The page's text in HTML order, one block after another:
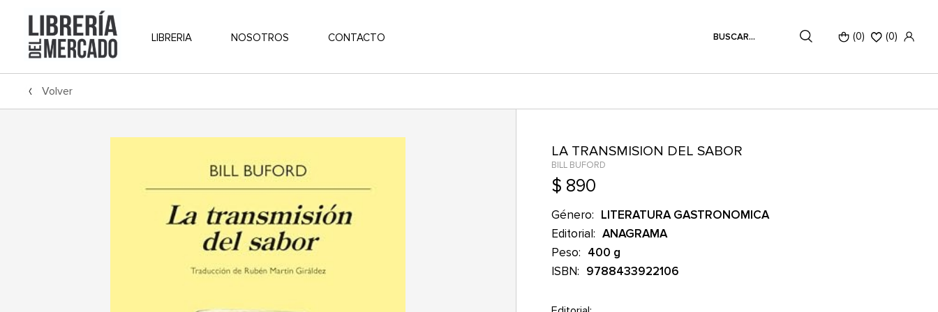
LIBRERIA NOSOTROS CONTACTO (0) (0)
Volver
LA TRANSMISION DEL SABOR
BILL BUFORD
$ 890
Género: LITERATURA GASTRONOMICA
Editorial: ANAGRAMA
Peso: 400 g
ISBN: 9788433922106